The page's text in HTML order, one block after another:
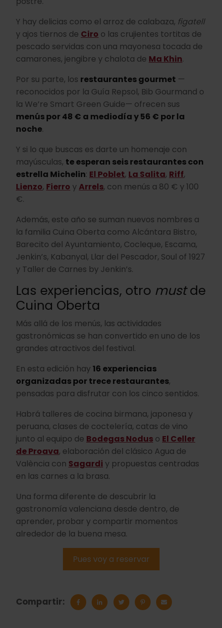
Y hay delicias como el arroz de calabaza, figatell
y ajos tiernos de Ciro o las crujientes tortitas de
pescado servidas con una mayonesa tocada de
camarones, jengibre y chalota de Ma Khin.
Por su parte, los restaurantes gourmet —
reconocidos por la Guía Repsol, Bib Gourmand o
la We’re Smart Green Guide— ofrecen sus
menús por 48 € a mediodía y 56 € por la
noche.
Y si lo que buscas es darte un homenaje con
mayúsculas, te esperan seis restaurantes con
estrella Michelin: El Poblet, La Salita, Riff,
Lienzo, Fierro y Arrels, con menús a 80 € y 100
€.
Además, este año se suman nuevos nombres a
la familia Cuina Oberta como Alcántara Bistro,
Barecito del Ayuntamiento, Cocleque, Escama,
Jenkin’s, Kabanyal, Llar del Pescador, Soul of 1927
y Taller de Carnes by Jenkin’s.
Las experiencias, otro mustde
Cuina Oberta
Más allá de los menús, las actividades
gastronómicas se han convertido en uno de los
grandes atractivos del festival.
En esta edición hay 16 experiencias
organizadas por trece restaurantes,
pensadas para disfrutar con los cinco sentidos.
Habrá talleres de cocina birmana, japonesa y
peruana, clases de coctelería, catas de vino
junto al equipo de Bodegas Nodus o El Celler
de Proava, elaboración del clásico Agua de
València con Sagardi y propuestas centradas
en las carnes a la brasa.
Una forma diferente de descubrir la
gastronomía valenciana desde dentro, de
aprender, probar y compartir momentos
alrededor de la buena mesa.
Pues voy a reservar
Compartir: